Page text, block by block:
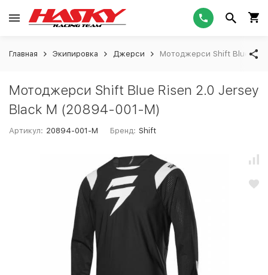
Главная Экипировка Джерси Мотоджерси Shift Blue
Мотоджерси Shift Blue Risen 2.0 Jersey
Black M (20894-001-M)
Артикул: 20894-001-M Бренд: Shift